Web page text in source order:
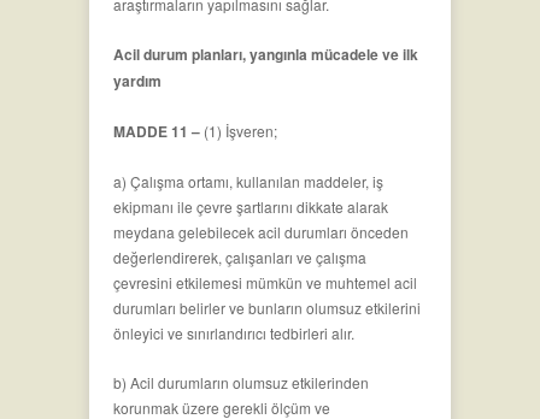
araştırmaların yapılmasını sağlar.
Acil durum planları, yangınla mücadele ve ilk
yardım
MADDE 11 – (1) İşveren;
a) Çalışma ortamı, kullanılan maddeler, iş
ekipmanı ile çevre şartlarını dikkate alarak
meydana gelebilecek acil durumları önceden
değerlendirerek, çalışanları ve çalışma
çevresini etkilemesi mümkün ve muhtemel acil
durumları belirler ve bunların olumsuz etkilerini
önleyici ve sınırlandırıcı tedbirleri alır.
b) Acil durumların olumsuz etkilerinden
korunmak üzere gerekli ölçüm ve